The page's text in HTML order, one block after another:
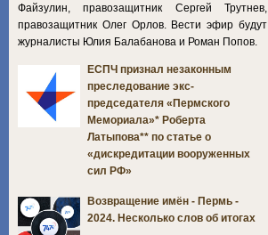
Файзулин, правозащитник Сергей Трутнев,
правозащитник Олег Орлов. Вести эфир будут
журналисты Юлия Балабанова и Роман Попов.
ЕСПЧ признал незаконным
преследование экс-
председателя «Пермского
Мемориала»* Роберта
Латыпова** по статье о
«дискредитации вооруженных
сил РФ»
Возвращение имён - Пермь -
2024. Несколько слов об итогах